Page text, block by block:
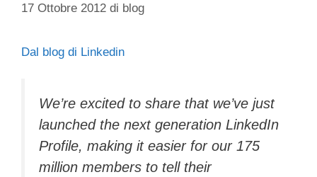
17 Ottobre 2012 di blog
Dal blog di Linkedin
We’re excited to share that we’ve just
launched the next generation LinkedIn
Profile, making it easier for our 175
million members to tell their